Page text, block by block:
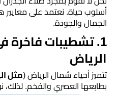
تركيب
خشب
شيبورد
عوازل
اسطح
أسلوب حياة. نعتمد على
الجمال والجودة.
​1. تشطيبات فاخرة
الرياض
​تتميز أحياء شمال الرياض (مثل
بطابعها العصري والفخم.